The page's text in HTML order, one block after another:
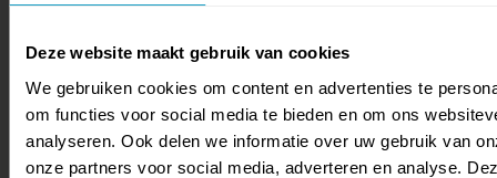
Deze website maakt gebruik van cookies
We gebruiken cookies om content en advertenties te
om functies voor social media te bieden en om ons
analyseren. Ook delen we informatie over uw gebruik van
onze partners voor social media, adverteren en analyse.